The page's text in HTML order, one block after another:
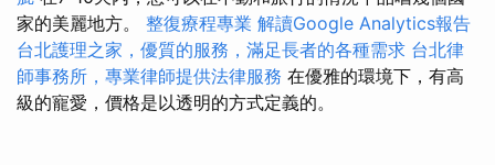
家的美麗地方。 整復療程專業 解讀Google Analytics報告
台北護理之家，優質的服務，滿足長者的各種需求 台北律
師事務所，專業律師提供法律服務 在優雅的環境下，有高
級的寵愛，價格是以透明的方式定義的。